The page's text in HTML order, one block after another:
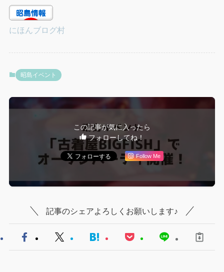
にほんブログ村
昭島イベント
この記事が気に入ったら
フォローしてね！
Follow Me
記事のシェアよろしくお願いします♪